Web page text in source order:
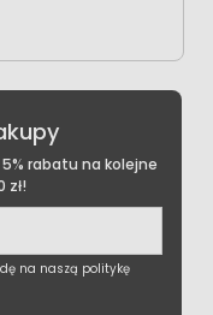
rabatu na kolejne
zł!
na naszą politykę